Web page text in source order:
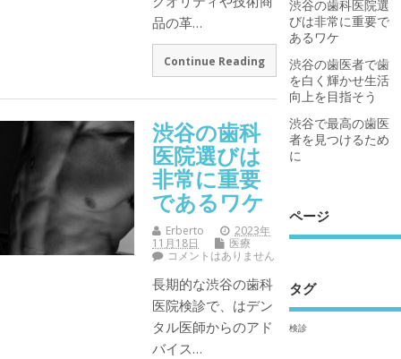
品の革…
Continue Reading
渋谷の歯科
医院選びは
非常に重要
であるワケ
Erberto
2023年
11月18日
医療
コメントはありません
長期的な渋谷の歯科
医院検診で、はデン
タル医師からのアド
バイス…
渋谷の歯科医院選
びは非常に重要で
あるワケ
渋谷の歯医者で歯
を白く輝かせ生活
向上を目指そう
渋谷で最高の歯医
者を見つけるため
に
ページ
タグ
検診